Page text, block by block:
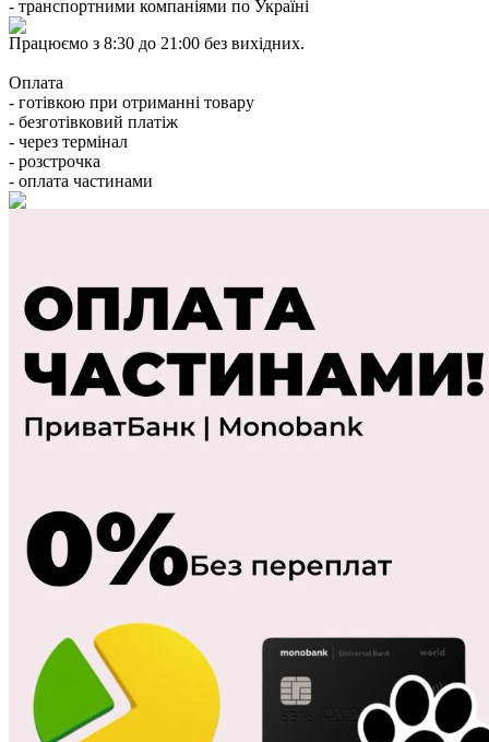
- транспортними компаніями по Україні
Працюємо з 8:30 до 21:00 без вихідних.
Оплата
- готівкою при отриманні товару
- безготівковий платіж
- через термінал
- розстрочка
- оплата частинами